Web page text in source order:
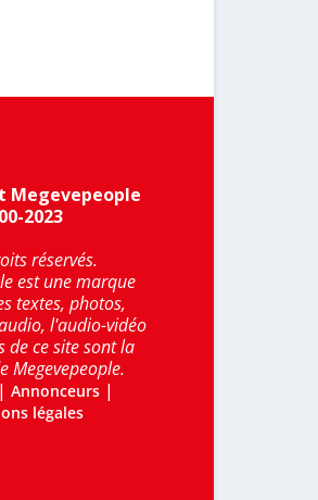
Megevepeople
2023
réservés.
est une marque
textes, photos,
l'audio-vidéo
de ce site sont la
Megevepeople.
|Annonceurs |
légales